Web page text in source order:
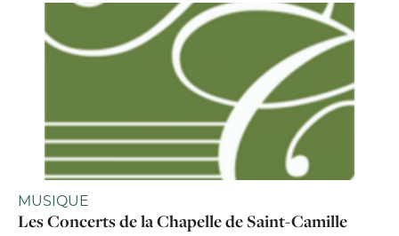
MUSIQUE
Les Concerts de la Chapelle de Saint-Camille